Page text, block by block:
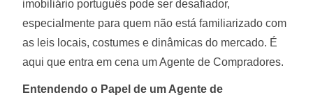
imobiliário português pode ser desafiador,
especialmente para quem não está familiarizado com
as leis locais, costumes e dinâmicas do mercado. É
aqui que entra em cena um Agente de Compradores.
Entendendo o Papel de um Agente de